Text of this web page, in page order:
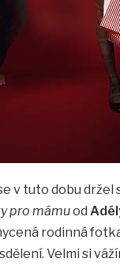
v tuto dobu držel
pro mámuod
rodinná
Velmi si